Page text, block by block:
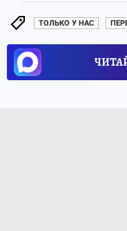
ТОЛЬКО У НАС